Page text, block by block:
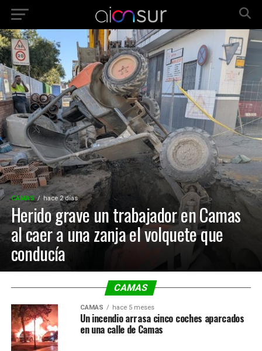
CAMAS hace 2 días
Herido grave un trabajador en Camas
al caer a una zanja el volquete que
conducía
CAMAS
CAMAS hace 5 meses
Un incendio arrasa cinco coches aparcados
en una calle de Camas